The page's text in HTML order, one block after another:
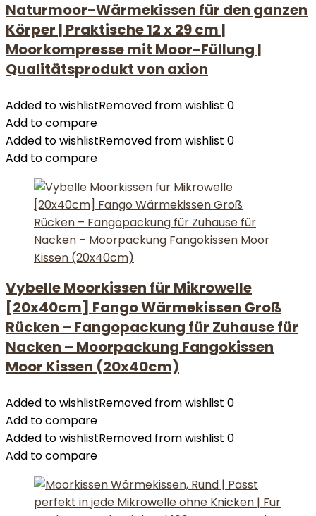
Naturmoor-Wärmekissen für den ganzen
Körper | Praktische 12 x 29 cm |
Moorkompresse mit Moor-Füllung |
Qualitätsprodukt von axion
Added to wishlistRemoved from wishlist 0
Add to compare
Added to wishlistRemoved from wishlist 0
Add to compare
Vybelle Moorkissen für Mikrowelle
[20x40cm] Fango Wärmekissen Groß
Rücken – Fangopackung für Zuhause für
Nacken – Moorpackung Fangokissen
Moor Kissen (20x40cm)
Added to wishlistRemoved from wishlist 0
Add to compare
Added to wishlistRemoved from wishlist 0
Add to compare